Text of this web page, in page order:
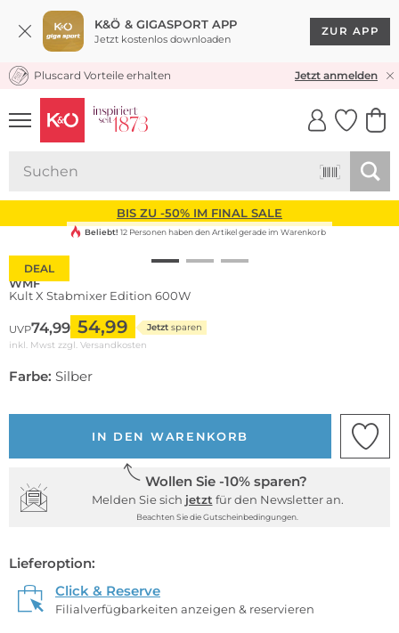
K&Ö & GIGASPORT APP
Jetzt kostenlos downloaden
ZUR APP
KOSTENLOSER VERSAND* & RÜCKVERSAND
Pluscard Vorteile erhalten Jetzt anmelden
UNSERE APP
CLICK &
BIS ZU -50% IM FINAL SALE
DEAL
Beliebt! 12 Personen haben den Artikel gerade im Warenkorb
WMF
Kult X Stabmixer Edition 600W
UVP74,99 54,99 Jetzt sparen
inkl. Mwst zzgl. Versandkosten
Farbe: Silber
IN DEN WARENKORB
Wollen Sie -10% sparen?
Melden Sie sich jetzt für den Newsletter an.
Beachten Sie die Gutscheinbedingungen.
Lieferoption:
Click & Reserve
Filialverfügbarkeiten anzeigen & reservieren